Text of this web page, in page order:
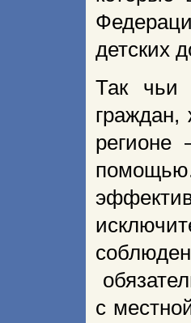
детских
Так чьи
граждан,
регионе
с